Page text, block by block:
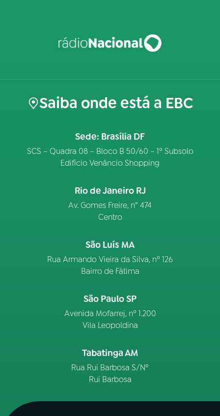
Saiba onde está a EBC
Sede: Brasília DF
SCS – Quadra 08 – Bloco B 50/60 – 1º Subsolo
Edifício Venâncio Shopping
Rio de Janeiro RJ
Av. Gomes Freire, n° 474
Centro
São Luís MA
Rua Armando Vieira da Silva, nº 126
Bairro de Fátima
São Paulo SP
Avenida Mofarrej, nº 1.200
Vila Leopoldina
Tabatinga AM
Rua Rui Barbosa S/Nº
Rui Barbosa